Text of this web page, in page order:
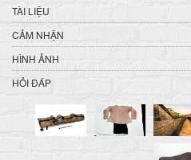
TÀI LIỆU
CẢM NHẬN
HÌNH ẢNH
HỎI ĐÁP